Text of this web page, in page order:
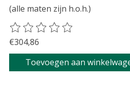
(alle maten zijn h.o.h.)
De beoordeling van dit
€304,86
Toevoegen aan